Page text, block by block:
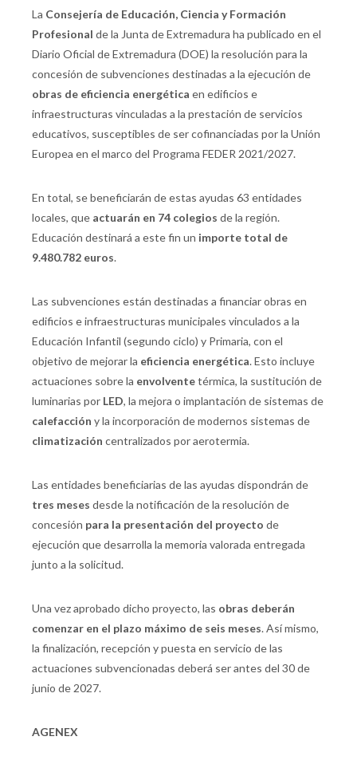
La Consejería de Educación, Ciencia y Formación
Profesional de la Junta de Extremadura ha publicado en el
Diario Oficial de Extremadura (DOE) la resolución para la
concesión de subvenciones destinadas a la ejecución de
obras de eficiencia energética en edificios e
infraestructuras vinculadas a la prestación de servicios
educativos, susceptibles de ser cofinanciadas por la Unión
Europea en el marco del Programa FEDER 2021/2027.
En total, se beneficiarán de estas ayudas 63 entidades
locales, que actuarán en 74 colegios de la región.
Educación destinará a este fin un importe total de
9.480.782 euros.
Las subvenciones están destinadas a financiar obras en
edificios e infraestructuras municipales vinculados a la
Educación Infantil (segundo ciclo) y Primaria, con el
objetivo de mejorar la eficiencia energética. Esto incluye
actuaciones sobre la envolventetérmica, la sustitución de
luminarias por LED, la mejora o implantación de sistemas de
calefacción y la incorporación de modernos sistemas de
climatización centralizados por aerotermia.
Las entidades beneficiarias de las ayudas dispondrán de
tres meses desde la notificación de la resolución de
concesión para la presentación del proyecto de
ejecución que desarrolla la memoria valorada entregada
junto a la solicitud.
Una vez aprobado dicho proyecto, las obras deberán
comenzar en el plazo máximo de seis meses. Así mismo,
la finalización, recepción y puesta en servicio de las
actuaciones subvencionadas deberá ser antes del 30 de
junio de 2027.
AGENEX